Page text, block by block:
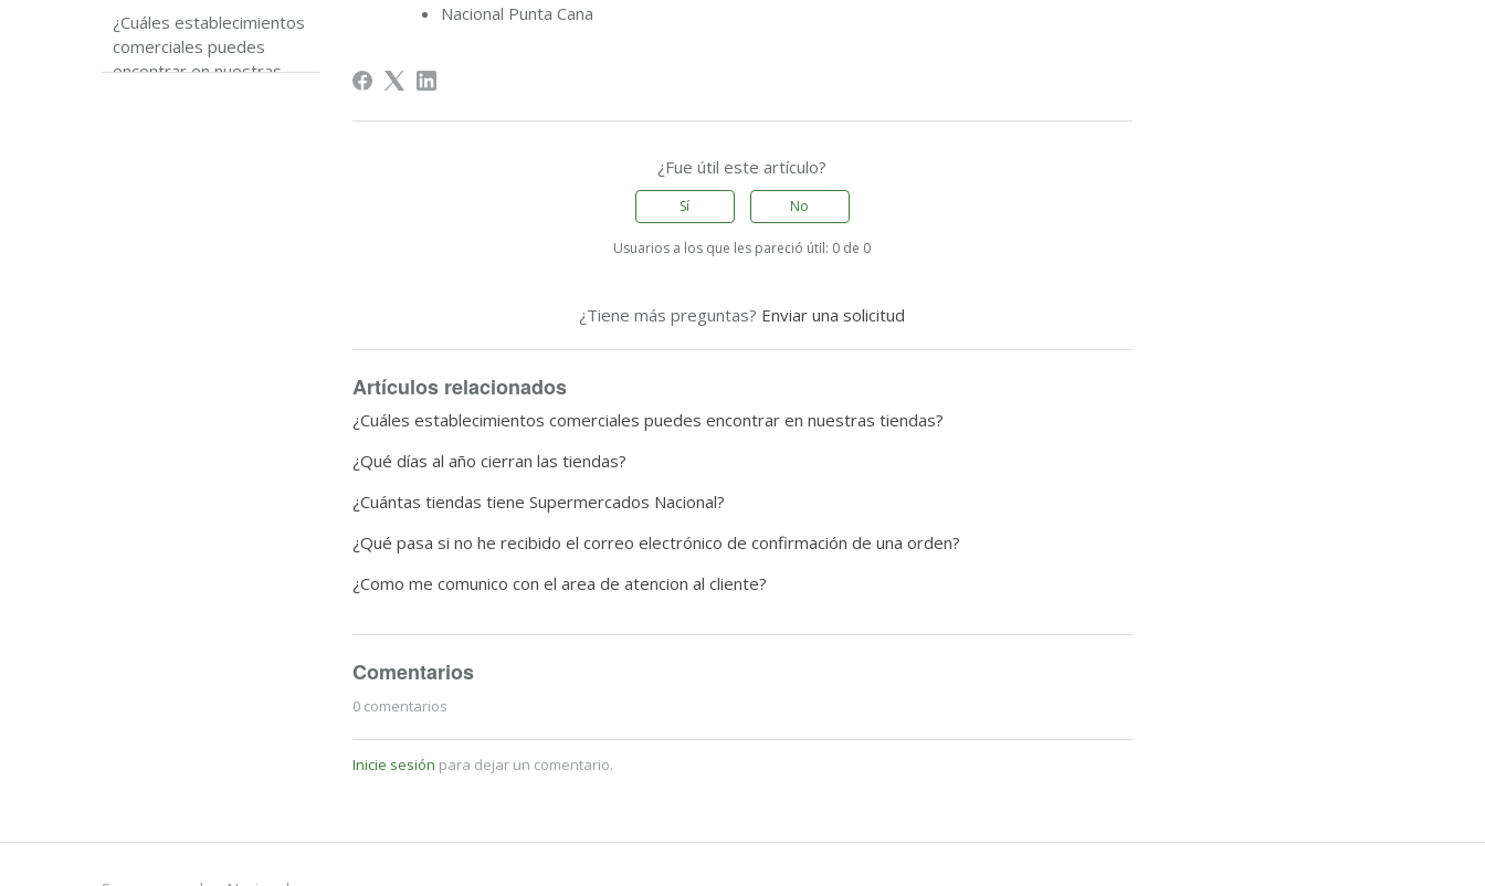
¿Cuáles establecimientos
comerciales puedes
encontrar en nuestras
Nacional Punta Cana
¿Fue útil este artículo?
Sí No
Usuarios a los que les pareció útil: 0 de 0
¿Tiene más preguntas? Enviar una solicitud
Artículos relacionados
¿Cuáles establecimientos comerciales puedes encontrar en nuestras tiendas?
¿Qué días al año cierran las tiendas?
¿Cuántas tiendas tiene Supermercados Nacional?
¿Qué pasa si no he recibido el correo electrónico de confirmación de una orden?
¿Como me comunico con el area de atencion al cliente?
Comentarios
0 comentarios
Inicie sesión para dejar un comentario.